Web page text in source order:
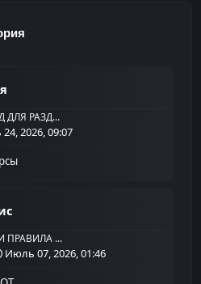
ДЛЯ РАЗД...
2026, 09:07
ПРАВИЛА ...
Июль 07, 2026, 01:46